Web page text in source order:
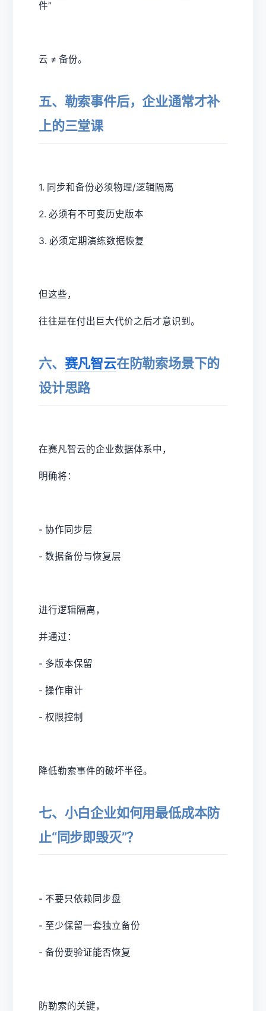
件”
云 ≠ 备份。
五、勒索事件后，企业通常才补
上的三堂课
1. 同步和备份必须物理/逻辑隔离
2. 必须有不可变历史版本
3. 必须定期演练数据恢复
但这些，
往往是在付出巨大代价之后才意识到。
六、 赛凡智云在防勒索场景下的
设计思路
在赛凡智云的企业数据体系中，
明确将：
- 协作同步层
- 数据备份与恢复层
进行逻辑隔离，
并通过：
- 多版本保留
- 操作审计
- 权限控制
降低勒索事件的破坏半径。
七、小白企业如何用最低成本防
止“同步即毁灭”？
- 不要只依赖同步盘
- 至少保留一套独立备份
- 备份要验证能否恢复
防勒索的关键，